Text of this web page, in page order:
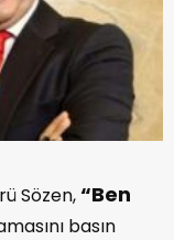
Sözen,“Ben
basın